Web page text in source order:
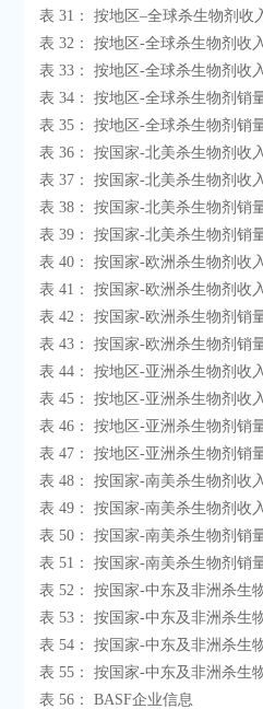
表 31： 按地区–全球杀生物剂收入（百万美元）&（2024 & 2031）
表 32： 按地区-全球杀生物剂收入（百万美元）&（2020-2025）
表 33： 按地区-全球杀生物剂收入（百万美元）&（2026-2031）
表 34： 按地区-全球杀生物剂销量（千吨）&（2020-2025）
表 35： 按地区-全球杀生物剂销量（千吨）&（2026-2031）
表 36： 按国家-北美杀生物剂收入（百万美元）&（2020-2025）
表 37： 按国家-北美杀生物剂收入（百万美元）&（2026-2031）
表 38： 按国家-北美杀生物剂销量（千吨）&（2020-2025）
表 39： 按国家-北美杀生物剂销量（千吨）&（2026-2031）
表 40： 按国家-欧洲杀生物剂收入（百万美元）&（2020-2025）
表 41： 按国家-欧洲杀生物剂收入（百万美元）&（2026-2031）
表 42： 按国家-欧洲杀生物剂销量（千吨）&（2020-2025）
表 43： 按国家-欧洲杀生物剂销量（千吨）&（2026-2031）
表 44： 按地区-亚洲杀生物剂收入（百万美元）&（2020-2025）
表 45： 按地区-亚洲杀生物剂收入（百万美元）&（2026-2031）
表 46： 按地区-亚洲杀生物剂销量（千吨）&（2020-2025）
表 47： 按地区-亚洲杀生物剂销量（千吨）&（2026-2031）
表 48： 按国家-南美杀生物剂收入（百万美元）&（2020-2025）
表 49： 按国家-南美杀生物剂收入（百万美元）&（2026-2031）
表 50： 按国家-南美杀生物剂销量（千吨）&（2020-2025）
表 51： 按国家-南美杀生物剂销量（千吨）&（2026-2031）
表 52： 按国家-中东及非洲杀生物剂收入（百万美元）&（2020-2025）
表 53： 按国家-中东及非洲杀生物剂收入（百万美元）&（2026-2031）
表 54： 按国家-中东及非洲杀生物剂销量（千吨）&（2020-2025）
表 55： 按国家-中东及非洲杀生物剂销量（千吨）&（2026-2031）
表 56： BASF企业信息